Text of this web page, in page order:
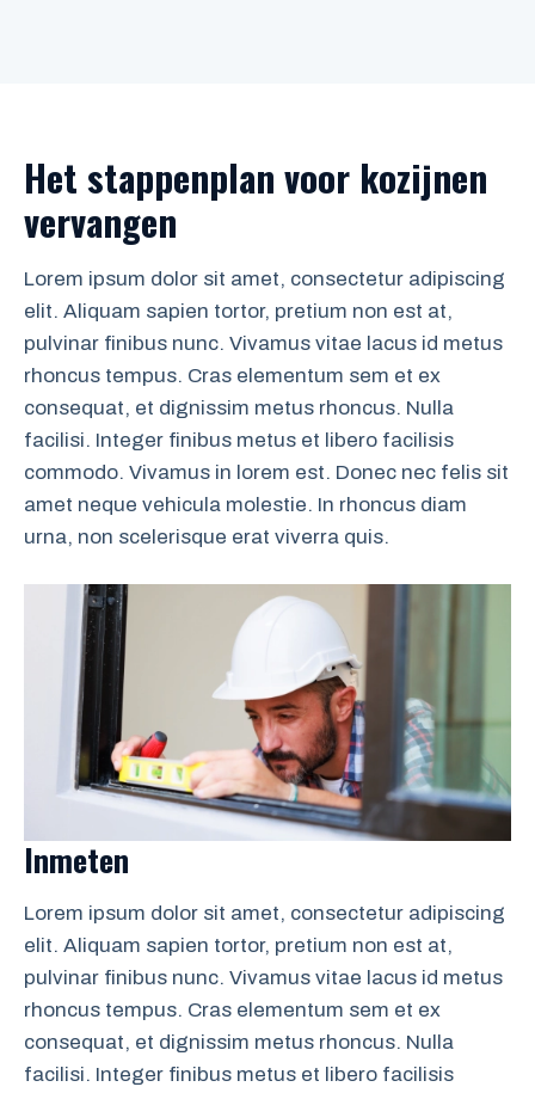
Het stappenplan voor kozijnen
vervangen
Lorem ipsum dolor sit amet, consectetur adipiscing
elit. Aliquam sapien tortor, pretium non est at,
pulvinar finibus nunc. Vivamus vitae lacus id metus
rhoncus tempus. Cras elementum sem et ex
consequat, et dignissim metus rhoncus. Nulla
facilisi. Integer finibus metus et libero facilisis
commodo. Vivamus in lorem est. Donec nec felis sit
amet neque vehicula molestie. In rhoncus diam
urna, non scelerisque erat viverra quis.
Inmeten
Lorem ipsum dolor sit amet, consectetur adipiscing
elit. Aliquam sapien tortor, pretium non est at,
pulvinar finibus nunc. Vivamus vitae lacus id metus
rhoncus tempus. Cras elementum sem et ex
consequat, et dignissim metus rhoncus. Nulla
facilisi. Integer finibus metus et libero facilisis